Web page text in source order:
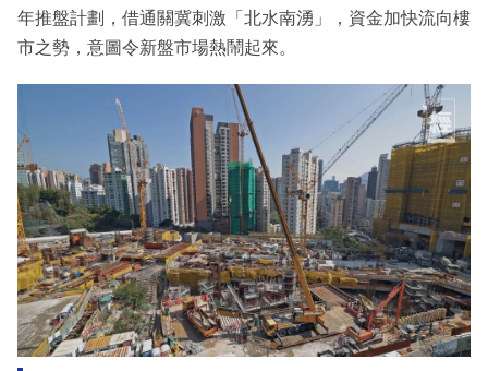
年推盤計劃，借通關冀刺激「北水南湧」，資金加快流向樓
市之勢，意圖令新盤市場熱鬧起來。